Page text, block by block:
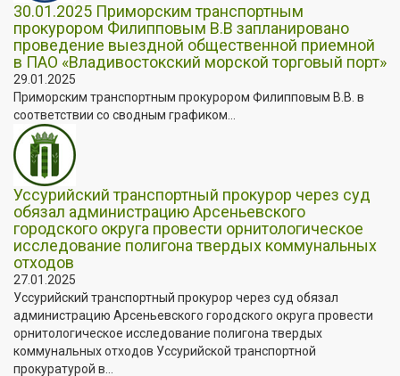
30.01.2025 Приморским транспортным
прокурором Филипповым В.В запланировано
проведение выездной общественной приемной
в ПАО «Владивостокский морской торговый порт»
29.01.2025
Приморским транспортным прокурором Филипповым В.В. в
соответствии со сводным графиком...
Уссурийский транспортный прокурор через суд
обязал администрацию Арсеньевского
городского округа провести орнитологическое
исследование полигона твердых коммунальных
отходов
27.01.2025
Уссурийский транспортный прокурор через суд обязал
администрацию Арсеньевского городского округа провести
орнитологическое исследование полигона твердых
коммунальных отходов Уссурийской транспортной
прокуратурой в...